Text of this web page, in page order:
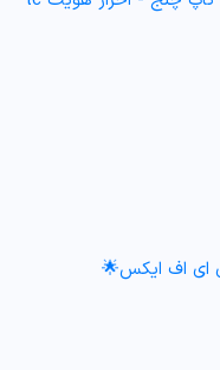
ای اف ایکس🌟